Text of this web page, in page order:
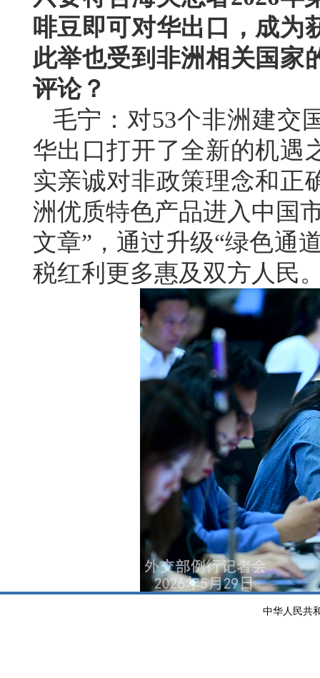
啡豆即可对华出口，成为
此举也受到非洲相关国家
评论？
毛宁：对53个非洲建交
华出口打开了全新的机遇
实亲诚对非政策理念和正
洲优质特色产品进入中国
文章”，通过升级“绿色通
税红利更多惠及双方人民
中华人民共